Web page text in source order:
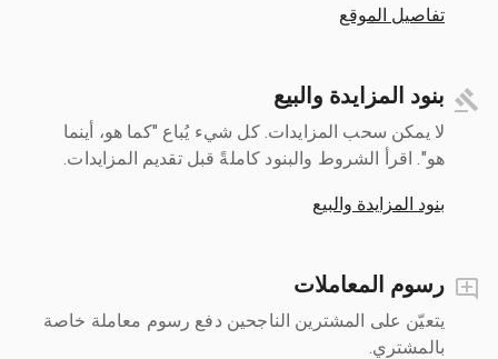
تفاصيل الموقع
بنود المزايدة والبيع
لا يمكن سحب المزايدات. كل شيء يُباع "كما هو، أينما
هو". اقرأ الشروط والبنود كاملةً قبل تقديم المزايدات.
بنود المزايدة والبيع
رسوم المعاملات
يتعيّن على المشترين الناجحين دفع رسوم معاملة خاصة
بالمشتري.